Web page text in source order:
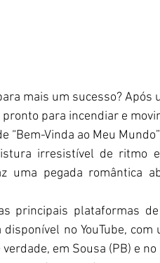
mais um sucesso?
pronto para incendiar e
“Bem-Vinda ao Meu
irresistível de ritmo
uma pegada romântica
principais plataformas
no YouTube,
em Sousa (PB) e